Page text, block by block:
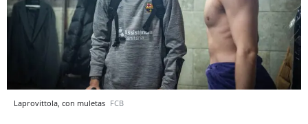
Laprovittola, con muletas FCB